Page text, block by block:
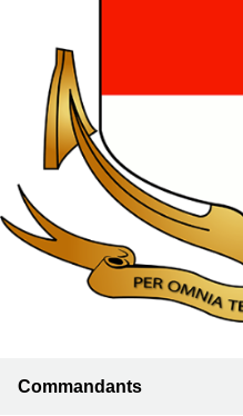
Commandants